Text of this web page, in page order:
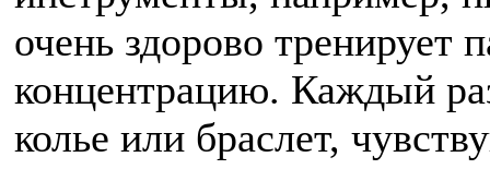
очень здорово тренирует
концентрацию. Каждый
колье или браслет,